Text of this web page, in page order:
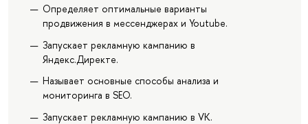
Определяет оптимальные варианты
продвижения в мессенджерах и Youtube.
Запускает рекламную кампанию в
Яндекс.Директе.
Называет основные способы анализа и
мониторинга в SEO.
Запускает рекламную кампанию в VK.